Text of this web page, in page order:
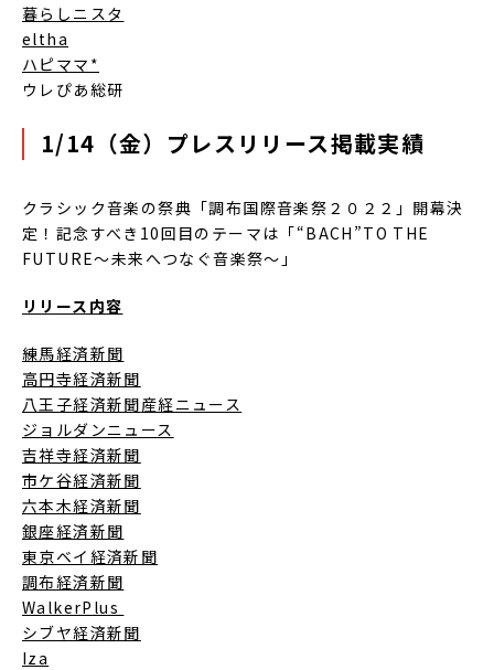
暮らしニスタ
eltha
ハピママ*
ウレぴあ総研
1/14（金）プレスリリース掲載実績
クラシック音楽の祭典「調布国際音楽祭２０２２」開幕決
定！記念すべき10回目のテーマは「“BACH”TO THE
FUTURE～未来へつなぐ音楽祭～」
リリース内容
練馬経済新聞
高円寺経済新聞
八王子経済新聞産経ニュース
ジョルダンニュース
吉祥寺経済新聞
市ケ谷経済新聞
六本木経済新聞
銀座経済新聞
東京ベイ経済新聞
調布経済新聞
WalkerPlus
シブヤ経済新聞
Iza